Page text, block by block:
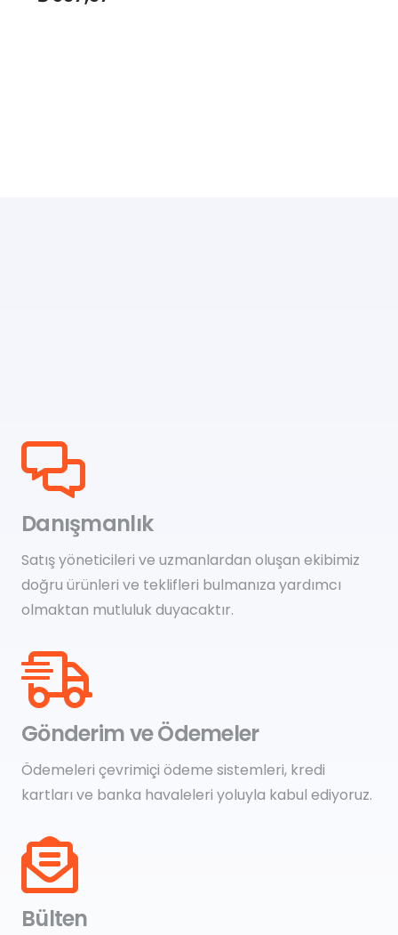
Danışmanlık
Satış yöneticileri ve uzmanlardan oluşan ekibimiz
doğru ürünleri ve teklifleri bulmanıza yardımcı
olmaktan mutluluk duyacaktır.
Gönderim ve Ödemeler
Ödemeleri çevrimiçi ödeme sistemleri, kredi
kartları ve banka havaleleri yoluyla kabul ediyoruz.
Bülten